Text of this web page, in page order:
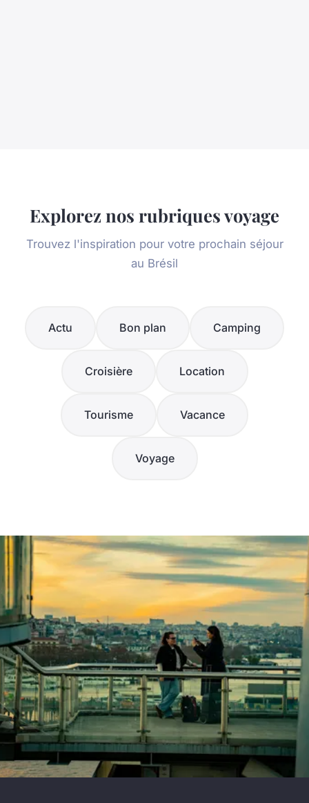
Explorez nos rubriques voyage
Trouvez l'inspiration pour votre prochain séjour
au Brésil
Actu Bon plan Camping
Croisière Location
Tourisme Vacance
Voyage